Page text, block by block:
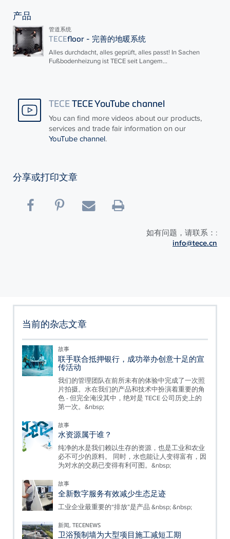
产品
管道系统
TECEfloor - 完善的地暖系统
Alles durchdacht, alles geprüft, alles passt! In Sachen
Fußbodenheizung istTECEseit Langem...
TECETECE YouTube channel
You can find more videos about our products,
services and trade fair information on our
YouTube channel.
分享或打印文章
如有问题，请联系：:
info@tece.cn
当前的杂志文章
故事
联手联合抵押银行，成功举办创意十足的宣
传活动
我们的管理团队在前所未有的体验中完成了一次照
片拍摄。水在我们的产品和技术中扮演着重要的角
色 - 但完全淹没其中，绝对是 TECE 公司历史上的
第一次。&nbsp;
故事
水资源属于谁？
纯净的水是我们赖以生存的资源，也是工业和农业
必不可少的原料。 同时，水也能让人变得富有，因
为对水的交易已变得有利可图。&nbsp;
故事
全新数字服务有效减少生态足迹
工业企业最重要的“排放”是产品 &nbsp; &nbsp;
新闻, TECENEWS
卫浴预制墙为大型项目施工减短工期